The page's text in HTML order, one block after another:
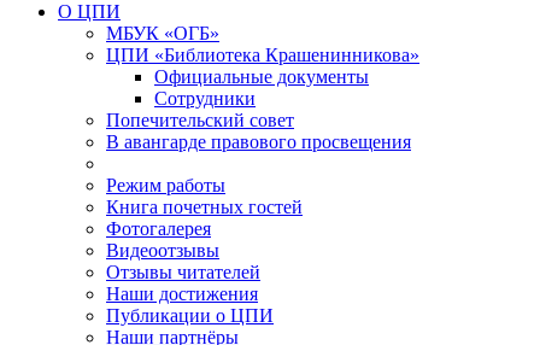
О ЦПИ
МБУК «ОГБ»
ЦПИ «Библиотека Крашенинникова»
Официальные документы
Сотрудники
Попечительский совет
В авангарде правового просвещения
Режим работы
Книга почетных гостей
Фотогалерея
Видеоотзывы
Отзывы читателей
Наши достижения
Публикации о ЦПИ
Наши партнёры